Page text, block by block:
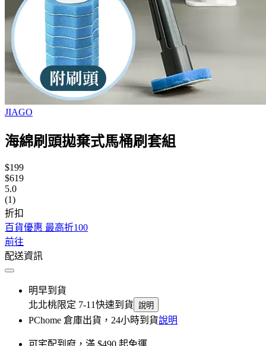
JIAGO
海綿刷頭拋棄式馬桶刷套組
$199
$619
5.0
(1)
折扣
百貨優惠 最高折100
前往
配送資訊
明早到貨
北北桃限定 7-11快速到貨 說明
PChome 倉庫出貨，24小時到貨說明
可宅配到府，滿 $490 起免運